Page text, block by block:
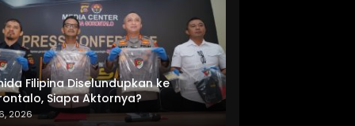
Filipina Diselundupkan ke
Siapa Aktornya?
2026